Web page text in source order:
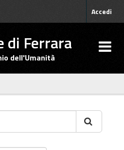
Accedi
di Ferrara
dell'Umanità